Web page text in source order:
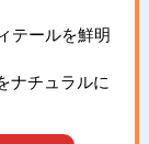
テールを鮮明
ナチュラルに